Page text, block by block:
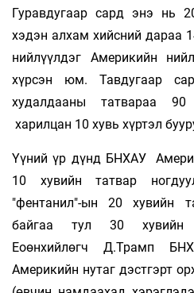
Гуравдугаар сард энэ нь
хэдэн алхам хийсний дараа
нийлүүлдэг Америкийн
хүрсэн юм. Тавдугаар
худалдааны татвараа 90
харилцан 10 хувь хүртэл
Үүний үр дүнд БНХАУ
10 хувийн татвар
"фентанил"-ын 20 хувийн
байгаа тул 30 хувийн
Еоөнхийлөгч Д.Трамп
Америкийн нутаг дэстгэрт